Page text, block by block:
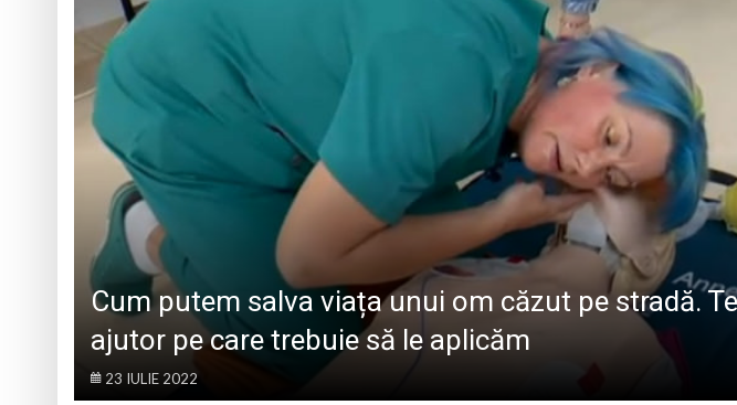
Eveniment special la Baia Mare, la 570 de ani
„Zilele Moiseiului” se vor desfășura în
Biblioteca Municipală „Laurențiu Ulici” din
Muzeul de Mineralogie Baia Mare, gazda
„CÂNTECELE MUNȚILOR” DE LA SIBIU
Cum putem salva viața unui om căzut pe stradă.
ajutor pe care trebuie să le aplicăm
23 IULIE 2022